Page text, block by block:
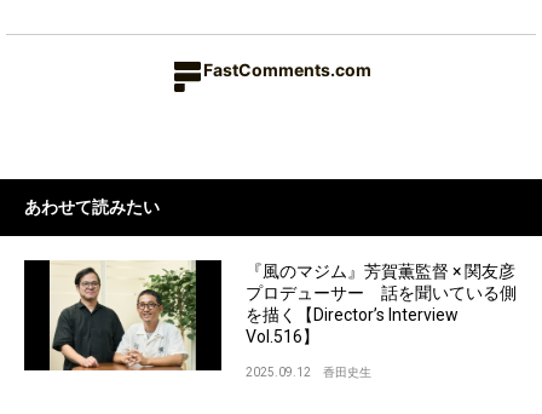
FastComments.com
あわせて読みたい
『風のマジム』芳賀薫監督 × 関友彦
プロデューサー 話を聞いている側
を描く【Director’s Interview
Vol.516】
2025.09.12 香田史生